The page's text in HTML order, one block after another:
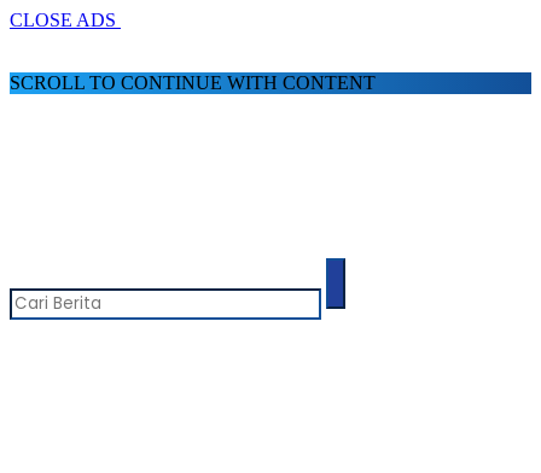
CLOSE ADS
SCROLL TO CONTINUE WITH CONTENT